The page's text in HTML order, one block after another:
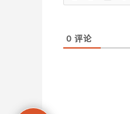
0 评论